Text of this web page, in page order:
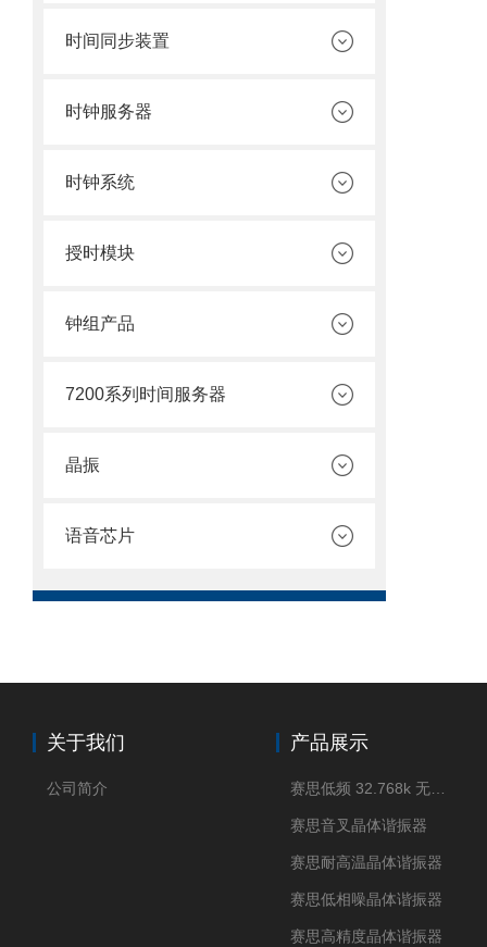
时间同步装置
时钟服务器
时钟系统
授时模块
钟组产品
7200系列时间服务器
晶振
语音芯片
关于我们
公司简介
产品展示
赛思音叉晶体谐振器
赛思耐高温晶体谐振器
赛思低相噪晶体谐振器
赛思高精度晶体谐振器